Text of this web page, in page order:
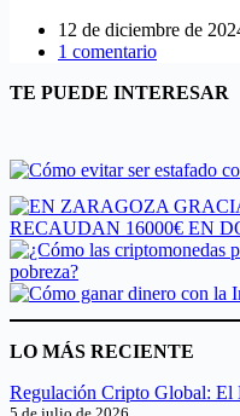
12 de diciembre de
1 comentario
TE PUEDE INTERESAR
LO MÁS RECIENTE
Regulación Cripto Global: El